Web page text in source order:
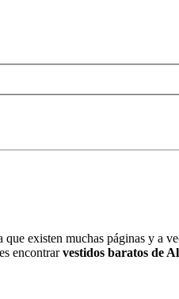
que existen muchas páginas y a
encontrarvestidos baratos de